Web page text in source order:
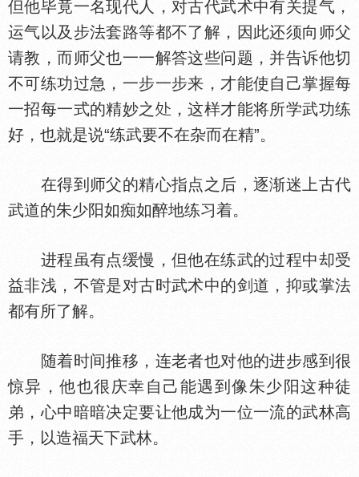
但他毕竟一名现代人，对古代武术中有关提气，
运气以及步法套路等都不了解，因此还须向师父
请教，而师父也一一解答这些问题，并告诉他切
不可练功过急，一步一步来，才能使自己掌握每
一招每一式的精妙之
，这样才能将所学武功练
好，也就是说“练武要不在杂而在精”。
在得到师父的精心指点之后，逐渐迷上古代
武道的朱少阳如痴如醉地练习着。
进程虽有点缓慢，但他在练武的过程中却受
益非浅，不管是对古时武术中的剑道，抑或掌法
都有所了解。
随着时间推移，连老者也对他的进步感到很
惊异，他也很庆幸自己能遇到像朱少阳这种徒
弟，心中暗暗决定要让他成为一位一流的武林高
手，以造福天下武林。